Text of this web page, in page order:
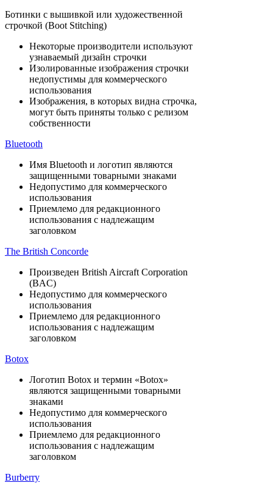
Ботинки с вышивкой или художественной
строчкой (Boot Stitching)
Некоторые производители используют
узнаваемый дизайн строчки
Изолированные изображения строчки
недопустимы для коммерческого
использования
Изображения, в которых видна строчка,
могут быть приняты только с релизом
собственности
Bluetooth
Имя Bluetooth и логотип являются
защищенными товарными знаками
Недопустимо для коммерческого
использования
Приемлемо для редакционного
использования с надлежащим
заголовком
The British Concorde
Произведен British Aircraft Corporation
(BAC)
Недопустимо для коммерческого
использования
Приемлемо для редакционного
использования с надлежащим
заголовком
Botox
Логотип Botox и термин «Botox»
являются защищенными товарными
знаками
Недопустимо для коммерческого
использования
Приемлемо для редакционного
использования с надлежащим
заголовком
Burberry